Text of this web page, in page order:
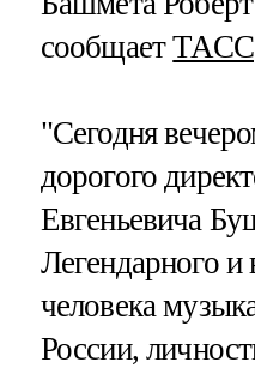
сообщаетТАСС
"Сегодня
дорогого
Евгеньевича
Легендарного
человека
России,